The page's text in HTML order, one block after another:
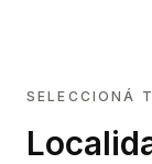
SELECCIONÁ